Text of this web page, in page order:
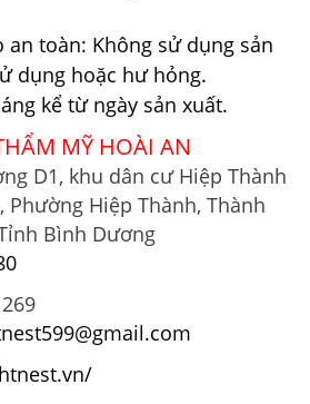
an toàn: Không sử dụng sản
dụng hoặc hư hỏng.
kể từ ngày sản xuất.
MỸ HOÀI AN
D1, khu dân cư Hiệp Thành
Phường Hiệp Thành, Thành
Bình Dương